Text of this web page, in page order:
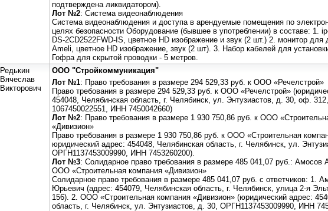
подтверждена ликвидатором).
Лот №2: Система видеонаблюдения
Система видеонаблюдения и доступа в арендуемые помещения по
целях безопасности Оборудование (бывшее в употреблении) в составе: 1.
DS-2CD2522FWD-IS, цветное HD изображение и звук (2 шт.) 2. монитор
Ameli, цветное HD изображение, звук (2 шт). 3. Набор кабелей для
Гофра для скрытой проводки - 5 метров.
Редькин
Вячеслав
Викторович
ООО "Стройкоммуникация"
Лот №1: Право требования в размере 294 529,33 руб. к ООО «Речелстрой»
Право требования в размере 294 529,33 руб. к ООО «Речелстрой»
454048, Челябинская область, г. Челябинск, ул. Энтузиастов, д. 30, оф.
1067450022551, ИНН 7450042660)
Лот №2: Право требования в размере 1 930 750,86 руб. к ООО
«Дивизион»
Право требования в размере 1 930 750,86 руб. к ООО «Строительная
юридический адрес: 454048, Челябинская область, г. Челябинск, ул.
ОРГН1137453009990, ИНН 7453260200).
Лот №3: Солидарное право требования в размере 485 041,07 руб.: Амосов
ООО «Строительная компания «Дивизион»
Солидарное право требования в размере 485 041,07 руб. с ответчиков: 1.
Юрьевич (адрес: 454079, Челябинская область, г. Челябинск, улица 2-я
156). 2. ООО «Строительная компания «Дивизион» (юридический адрес:
область, г. Челябинск, ул. Энтузиастов, д. 30, ОРГН1137453009990, ИНН